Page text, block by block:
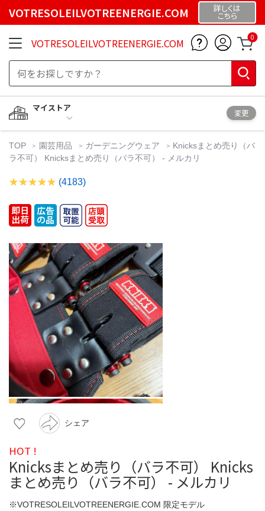
VOTRESOLEILVOTREENERGIE.COM 詳しくは
こちら
VOTRESOLEILVOTREENERGIE.COM 0
マイストア
変更
TOP 園芸用品 ガーデニングウェア
Knicksまとめ売り（バ
ラ不可） Knicksまとめ売り（バラ不可） - メルカリ
(4183)
シェア
HOT !
Knicksまとめ売り（バラ不可） Knicks
まとめ売り（バラ不可） - メルカリ
※VOTRESOLEILVOTREENERGIE.COM 限定モデル